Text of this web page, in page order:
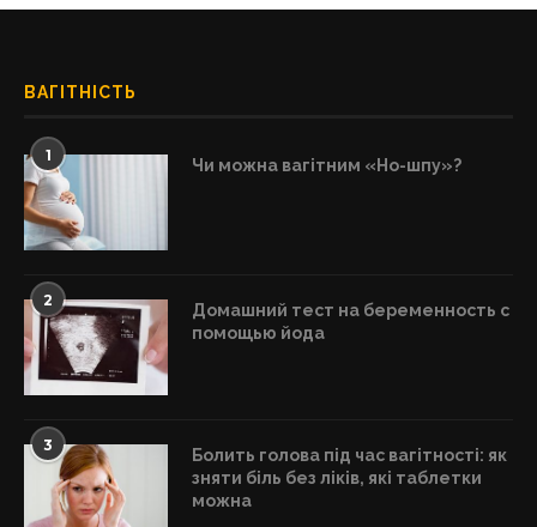
ВАГІТНІСТЬ
1 Чи можна вагітним «Но-шпу»?
2
Домашний тест на беременность с
помощью йода
3
Болить голова під час вагітності: як
зняти біль без ліків, які таблетки
можна